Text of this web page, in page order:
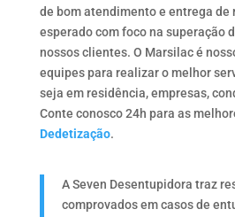
de bom atendimento e entrega de
esperado com foco na superação
nossos clientes. O Marsilac é
equipes para realizar o melhor
seja em residência, empresas,
Conte conosco 24h para as
Dedetização.
A Seven Desentupidora traz
comprovados em casos de